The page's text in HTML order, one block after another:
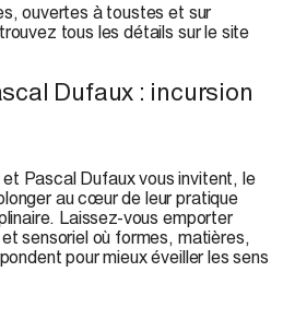
ouvertes à toustes et sur
tous les détails sur le site
Dufaux : incursion
Pascal Dufaux vous invitent, le
au cœur de leur pratique
Laissez-vous emporter
sensoriel où formes, matières,
pour mieux éveiller les sens